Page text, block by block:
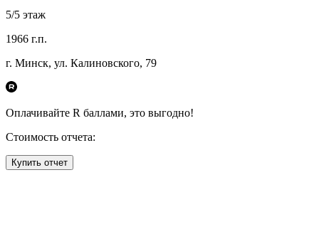
5/5 этаж
1966 г.п.
г. Минск, ул. Калиновского, 79
Оплачивайте R баллами, это выгодно!
Стоимость отчета:
Купить отчет